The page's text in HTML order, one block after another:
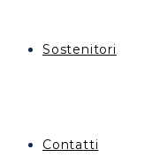
Sostenitori
Contatti